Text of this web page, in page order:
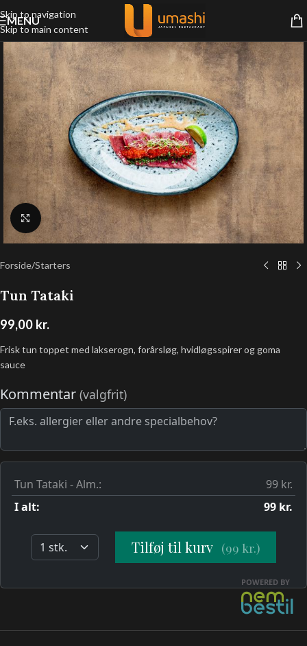
Skip to navigation
Skip to main content
MENU
Klik for at forstørre
Forside/Starters
Tun Tataki
99,00 kr.
Frisk tun toppet med lakserogn, forårsløg, hvidløgsspirer og goma
sauce